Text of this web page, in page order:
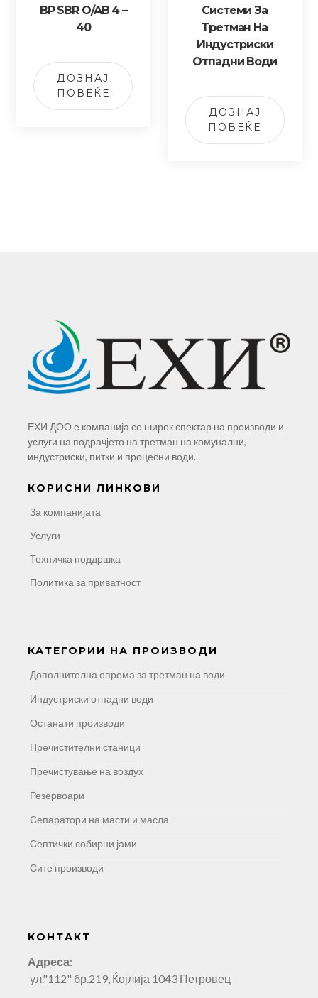
BP SBR O/AB 4 –
40
ДОЗНАЈ
ПОВЕЌЕ
Системи За
Третман На
Индустриски
Отпадни Води
ДОЗНАЈ
ПОВЕЌЕ
ЕХИ ДОО е компанија со широк спектар на производи и
услуги на подрачјето на третман на комунални,
индустриски, питки и процесни води.
КОРИСНИ ЛИНКОВИ
За компанијата
Услуги
Техничка поддршка
Политика за приватност
КАТЕГОРИИ НА ПРОИЗВОДИ
Дополнителна опрема за третман на води
Индустриски отпадни води
Останати производи
Пречистителни станици
Пречистување на воздух
Резервоари
Сепаратори на масти и масла
Септички собирни јами
Сите производи
КОНТАКТ
Адреса:
ул."112" бр.219, Ќојлија 1043 Петровец